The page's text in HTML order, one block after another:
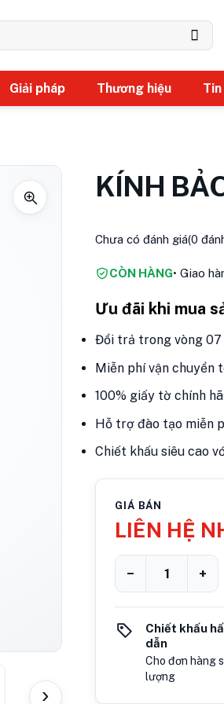
Giải pháp Thương hiệu
›
KÍNH
Chưa có đánh giá(0
CÒN HÀNG• Giao
Ưu đãi khi mua
Đổi trả trong vòng 07
Miễn phí vận chuyển
100% giấy tờ chính
Hỗ trợ đào tạo miễn
Chiết khấu siêu cao
GIÁ BÁN
LIÊN HỆ
− +
Chiết khấu
dẫn
Cho đơn hàng
lượng